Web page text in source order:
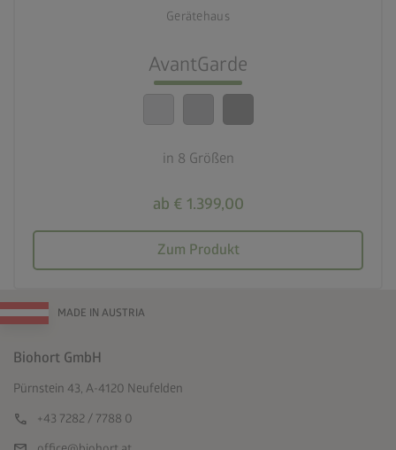
Gerätehaus
AvantGarde
in 8 Größen
ab € 1.399,00
Zum Produkt
Beste Sicherheitsstandards
calendar_month
MADE IN AUSTRIA
Biohort GmbH
Pürnstein 43, A-4120 Neufelden
call +43 7282 / 7788 0